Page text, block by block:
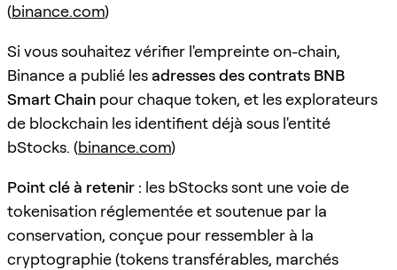
(binance.com)
Si vous souhaitez vérifier l'empreinte on-chain,
Binance a publié lesadresses des contrats BNB
Smart Chain pour chaque token, et les explorateurs
de blockchain les identifient déjà sous l'entité
bStocks. (binance.com)
Point clé à retenir : les bStocks sont une voie de
tokenisation réglementée et soutenue par la
conservation, conçue pour ressembler à la
cryptographie (tokens transférables, marchés